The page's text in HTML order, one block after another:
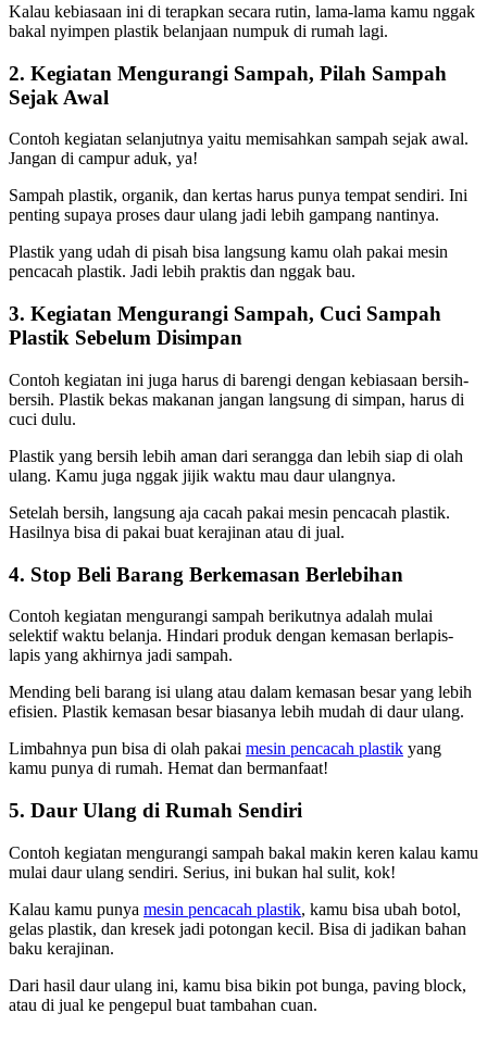
Kalau kebiasaan ini di terapkan secara rutin, lama-lama kamu nggak
bakal nyimpen plastik belanjaan numpuk di rumah lagi.
2. Kegiatan Mengurangi Sampah, Pilah Sampah
Sejak Awal
Contoh kegiatan selanjutnya yaitu memisahkan sampah sejak awal.
Jangan di campur aduk, ya!
Sampah plastik, organik, dan kertas harus punya tempat sendiri. Ini
penting supaya proses daur ulang jadi lebih gampang nantinya.
Plastik yang udah di pisah bisa langsung kamu olah pakai mesin
pencacah plastik. Jadi lebih praktis dan nggak bau.
3. Kegiatan Mengurangi Sampah, Cuci Sampah
Plastik Sebelum Disimpan
Contoh kegiatan ini juga harus di barengi dengan kebiasaan bersih-
bersih. Plastik bekas makanan jangan langsung di simpan, harus di
cuci dulu.
Plastik yang bersih lebih aman dari serangga dan lebih siap di olah
ulang. Kamu juga nggak jijik waktu mau daur ulangnya.
Setelah bersih, langsung aja cacah pakai mesin pencacah plastik.
Hasilnya bisa di pakai buat kerajinan atau di jual.
4. Stop Beli Barang Berkemasan Berlebihan
Contoh kegiatan mengurangi sampah berikutnya adalah mulai
selektif waktu belanja. Hindari produk dengan kemasan berlapis-
lapis yang akhirnya jadi sampah.
Mending beli barang isi ulang atau dalam kemasan besar yang lebih
efisien. Plastik kemasan besar biasanya lebih mudah di daur ulang.
Limbahnya pun bisa di olah pakai mesin pencacah plastik yang
kamu punya di rumah. Hemat dan bermanfaat!
5. Daur Ulang di Rumah Sendiri
Contoh kegiatan mengurangi sampah bakal makin keren kalau kamu
mulai daur ulang sendiri. Serius, ini bukan hal sulit, kok!
Kalau kamu punya mesin pencacah plastik, kamu bisa ubah botol,
gelas plastik, dan kresek jadi potongan kecil. Bisa di jadikan bahan
baku kerajinan.
Dari hasil daur ulang ini, kamu bisa bikin pot bunga, paving block,
atau di jual ke pengepul buat tambahan cuan.